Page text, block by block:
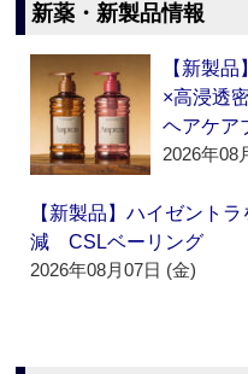
新薬・新製品情報
【新製
×高浸透
ヘアケア
2026年08
【新製品】ハイゼント
減 CSLベーリング
2026年08月07日 (金)